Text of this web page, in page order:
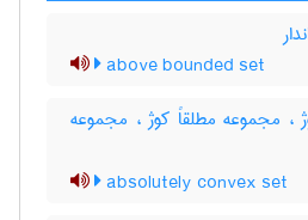
above bounded set
، مجموعه مطلقاً کوژ ، مجموعه
absolutely convex set